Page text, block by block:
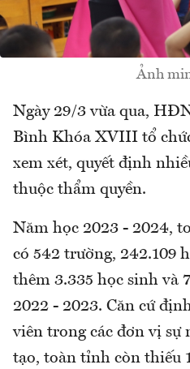
Ảnh
Ngày 29/3 vừa qua,
Bình Khóa XVIII tổ
xem xét, quyết định
thuộc thẩm quyền.
Năm học 2023 - 2024,
có 542 trường, 242.109
thêm 3.335 học sinh và
2022 - 2023. Căn cứ
viên trong các đơn vị sự
tạo, toàn tỉnh còn thiếu